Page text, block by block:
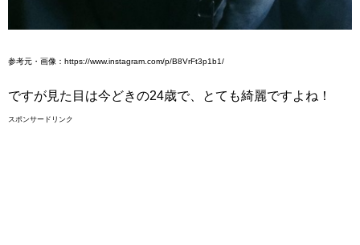
参考元・画像：https://www.instagram.com/p/B8VrFt3p1b1/
ですが見た目は今どきの24歳で、とても綺麗ですよね！
スポンサードリンク